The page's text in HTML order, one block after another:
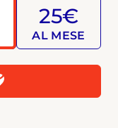
25€
AL MESE